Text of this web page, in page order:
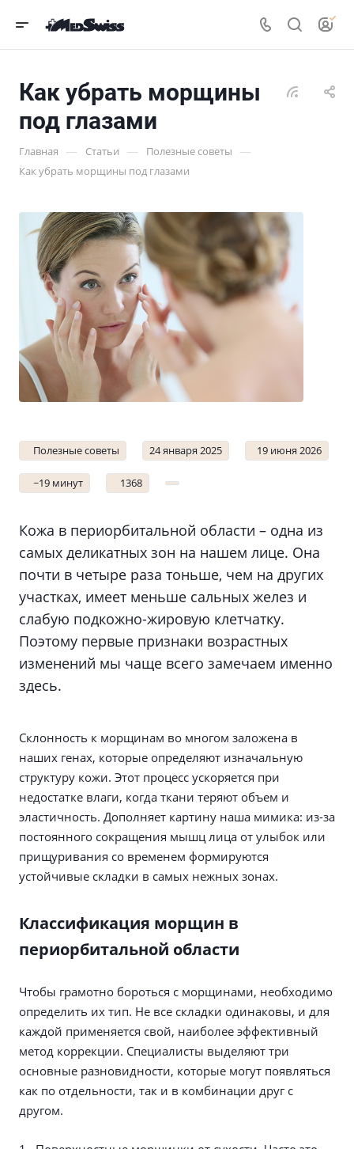
Как убрать морщины
под глазами
Главная — Статьи — Полезные советы —
Как убрать морщины под глазами
Полезные советы 24 января 2025 19 июня 2026
~19 минут 1368
Кожа в периорбитальной области – одна из
самых деликатных зон на нашем лице. Она
почти в четыре раза тоньше, чем на других
участках, имеет меньше сальных желез и
слабую подкожно-жировую клетчатку.
Поэтому первые признаки возрастных
изменений мы чаще всего замечаем именно
здесь.
Склонность к морщинам во многом заложена в
наших генах, которые определяют изначальную
структуру кожи. Этот процесс ускоряется при
недостатке влаги, когда ткани теряют объем и
эластичность. Дополняет картину наша мимика: из-за
постоянного сокращения мышц лица от улыбок или
прищуривания со временем формируются
устойчивые складки в самых нежных зонах.
Классификация морщин в
периорбитальной области
Чтобы грамотно бороться с морщинами, необходимо
определить их тип. Не все складки одинаковы, и для
каждой применяется свой, наиболее эффективный
метод коррекции. Специалисты выделяют три
основные разновидности, которые могут появляться
как по отдельности, так и в комбинации друг с
другом.